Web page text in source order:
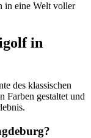
in eine Welt voller
in
des klassischen
Farben gestaltet und